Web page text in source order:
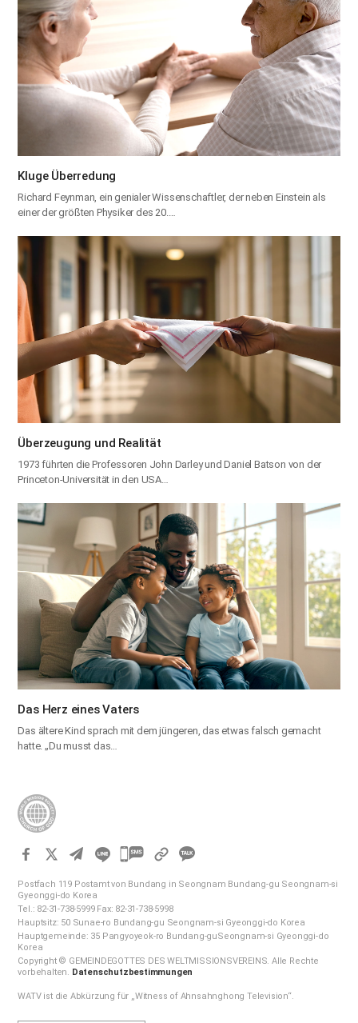
Kluge Überredung
Richard Feynman, ein genialer Wissenschaftler, der neben Einstein als
einer der größten Physiker des 20.…
Überzeugung und Realität
1973 führten die Professoren John Darley und Daniel Batson von der
Princeton-Universität in den USA…
Das Herz eines Vaters
Das ältere Kind sprach mit dem jüngeren, das etwas falsch gemacht
hatte. „Du musst das…
카
공
하
Postfach 119 Postamt von Bundang in Seongnam Bundang-gu Seongnam-si
Gyeonggi-do Korea
Tel.: 82-31-738-5999 Fax: 82-31-738-5998
Hauptsitz: 50 Sunae-ro Bundang-gu Seongnam-si Gyeonggi-do Korea
Hauptgemeinde: 35 Pangyoyeok-ro Bundang-guSeongnam-si Gyeonggi-do
Korea
Copyright © GEMEINDEGOTTES DES WELTMISSIONSVEREINS. Alle Rechte
vorbehalten. Datenschutzbestimmungen
WATV ist die Abkürzung für „Witness of Ahnsahnghong Television“.